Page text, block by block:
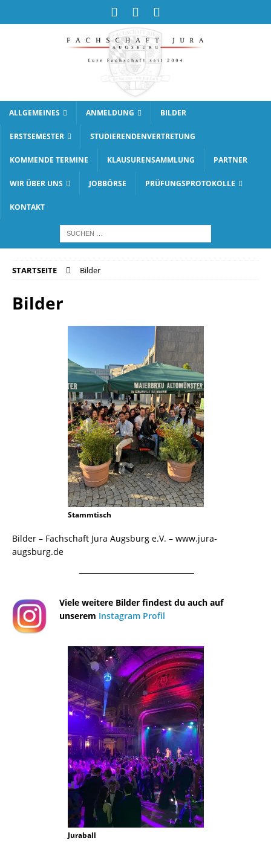
ALLGEMEINES ANMELDUNG BILDER
ERSTSEMESTER STUDIERENDENVERTRETUNG
KOMMENDE TERMINE KLAUSURENSAMMLUNG PARTNER
WIR ÜBER UNS JOBBÖRSE PRÜFUNGSPROTOKOLLE
KONTAKT
STARTSEITE Bilder
Bilder
Stammtisch
Bilder – Fachschaft Jura Augsburg e.V. – www.jura-
augsburg.de
¯¯¯¯¯¯¯¯¯¯¯¯¯¯¯¯¯¯¯¯¯¯¯¯¯¯¯¯¯¯¯¯¯¯¯¯¯¯
Viele weitere Bilder findest du auch auf
unserem Instagram Profil
Juraball